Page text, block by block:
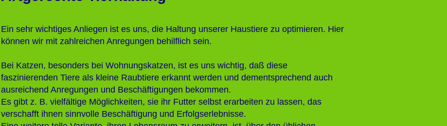
Ein sehr wichtiges Anliegen ist es uns, die Haltung unserer Haustiere zu optimieren. Hier
können wir mit zahlreichen Anregungen behilflich sein.
Bei Katzen, besonders bei Wohnungskatzen, ist es uns wichtig, daß diese
faszinierenden Tiere als kleine Raubtiere erkannt werden und dementsprechend auch
ausreichend Anregungen und Beschäftigungen bekommen.
Es gibt z. B. vielfältige Möglichkeiten, sie ihr Futter selbst erarbeiten zu lassen, das
verschafft ihnen sinnvolle Beschäftigung und Erfolgserlebnisse.